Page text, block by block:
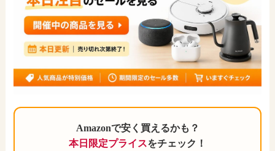
Amazonで安く買えるかも？
本日限定プライスをチェック！